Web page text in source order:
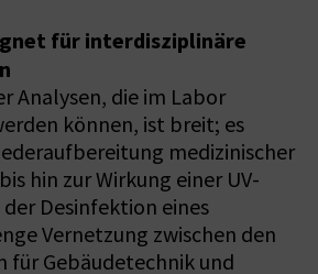
für interdisziplinäre
Analysen, die im Labor
können, ist breit; es
medizinischer
hin zur Wirkung einer UV-
Desinfektion eines
Vernetzung zwischen den
für Gebäudetechnik und